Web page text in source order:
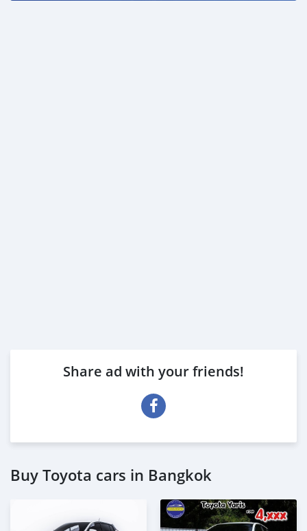
Share ad with your friends!
Buy Toyota cars in Bangkok